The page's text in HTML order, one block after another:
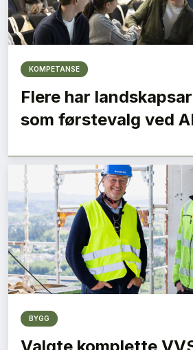
KOMPETANSE
Flere har
som førstevalg ved
BYGG